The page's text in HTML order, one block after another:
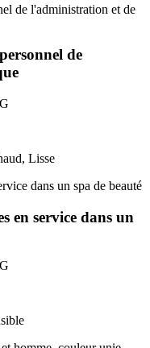
de
Lisse
en service dans un